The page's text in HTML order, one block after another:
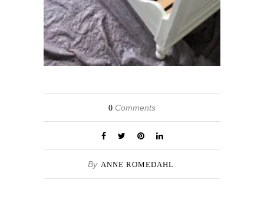
0 Comments
By ANNE ROMEDAHL